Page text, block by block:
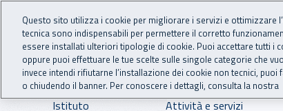
Vai al menu principale
Vai al contenuto principale
INAIL - Istituto
Navigazione principale
Istituto Attività e servizi
Questo sito utilizza i cookie per migliorare i servizi e ottimizzare
tecnica sono indispensabili per permettere il corretto
essere installati ulteriori tipologie di cookie. Puoi accettare tutti i
oppure puoi effettuare le tue scelte sulle singole categorie che
invece intendi rifiutarne l’installazione dei cookie non tecnici, puoi
o chiudendo il banner. Per conoscere i dettagli, consulta la nostra